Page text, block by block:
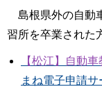
島根県外の自動
習所を卒業された
【松江】自動
まね電子申請サ